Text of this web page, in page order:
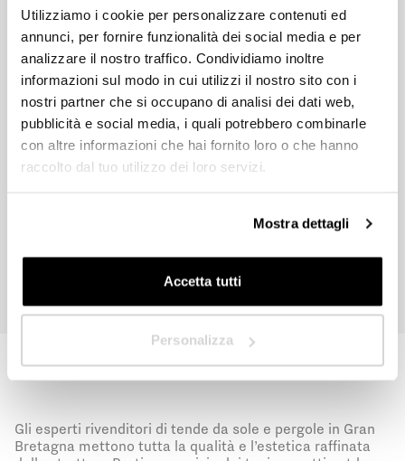
Utilizziamo i cookie per personalizzare contenuti ed
annunci, per fornire funzionalità dei social media e per
analizzare il nostro traffico. Condividiamo inoltre
informazioni sul modo in cui utilizzi il nostro sito con i
nostri partner che si occupano di analisi dei dati web,
pubblicità e social media, i quali potrebbero combinarle
con altre informazioni che hai fornito loro o che hanno
raccolto dal tuo utilizzo dei loro servizi.
Mostra dettagli
Accetta tutti
Personalizza
Acconsento al trattamento dei dati e dichiaro di aver letto ed
accettato l’informativa sulla Privacy Policy.
Gli esperti rivenditori di tende da sole e pergole in Gran
Bretagna mettono tutta la qualità e l’estetica raffinata
Designer/Progettista
Privato
Rivenditore